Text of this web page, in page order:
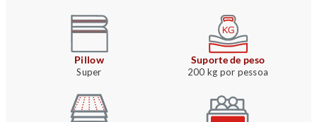
Pillow
Super
Suporte de peso
200 kg por pessoa